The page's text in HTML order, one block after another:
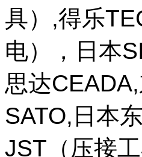
具）,得乐
电），日本
思达
SATO,日本
JST（压接